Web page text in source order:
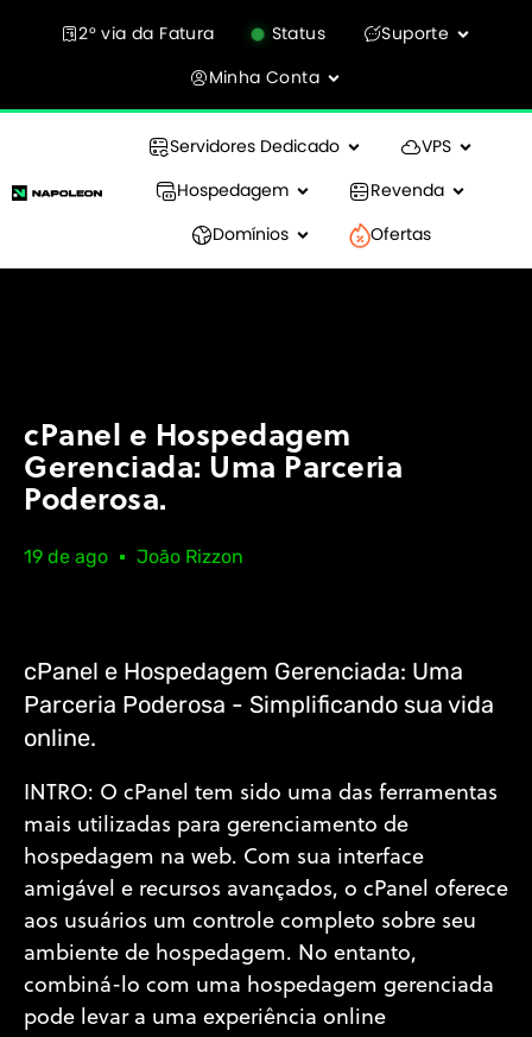
2° via da Fatura Status
Suporte
Minha Conta
Servidores Dedicado
VPS
Hospedagem
Revenda
Domínios
Ofertas
cPanel e Hospedagem
Gerenciada: Uma Parceria
Poderosa.
19 de ago João Rizzon
cPanel e Hospedagem Gerenciada: Uma
Parceria Poderosa - Simplificando sua vida
online.
INTRO: O cPanel tem sido uma das ferramentas
mais utilizadas para gerenciamento de
hospedagem na web. Com sua interface
amigável e recursos avançados, o cPanel oferece
aos usuários um controle completo sobre seu
ambiente de hospedagem. No entanto,
combiná-lo com uma hospedagem gerenciada
pode levar a uma experiência online